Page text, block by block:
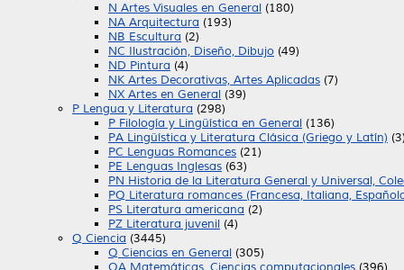
N Artes Visuales en General (180)
NA Arquitectura (193)
NB Escultura (2)
NC Ilustración, Diseño, Dibujo (49)
ND Pintura (4)
NK Artes Decorativas, Artes Aplicadas (7)
NX Artes en General (39)
P Lengua y Literatura (298)
P Filología y Lingüística en General (136)
PA Lingüística y Literatura Clásica (Griego y Latín)
PC Lenguas Romances (21)
PE Lenguas Inglesas (63)
PN Historia de la Literatura General y Universal,
PQ Literatura romances (Francesa, Italiana,
PS Literatura americana (2)
PZ Literatura juvenil (4)
Q Ciencia (3445)
Q Ciencias en General (305)